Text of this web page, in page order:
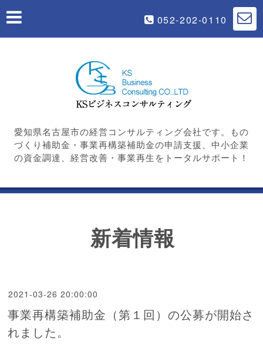
052-202-0110
愛知県名古屋市の経営コンサルティング会社です。もの
づくり補助金・事業再構築補助金の申請支援、中小企業
の資金調達、経営改善・事業再生をトータルサポート！
新着情報
2021-03-26 20:00:00
事業再構築補助金（第１回）の公募が開始さ
れました。